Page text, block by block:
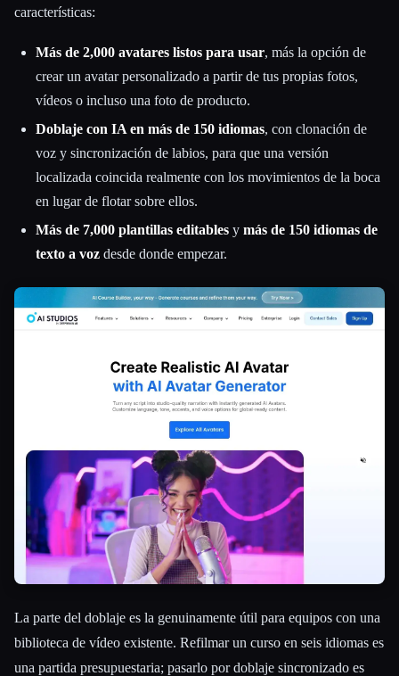
características:
Más de 2,000 avatares listos para usar, más la opción de
crear un avatar personalizado a partir de tus propias fotos,
vídeos o incluso una foto de producto.
Doblaje con IA en más de 150 idiomas, con clonación de
voz y sincronización de labios, para que una versión
localizada coincida realmente con los movimientos de la boca
en lugar de flotar sobre ellos.
Más de 7,000 plantillas editables y más de 150 idiomas de
texto a voz desde donde empezar.
La parte del doblaje es la genuinamente útil para equipos con una
biblioteca de vídeo existente. Refilmar un curso en seis idiomas es
una partida presupuestaria; pasarlo por doblaje sincronizado es